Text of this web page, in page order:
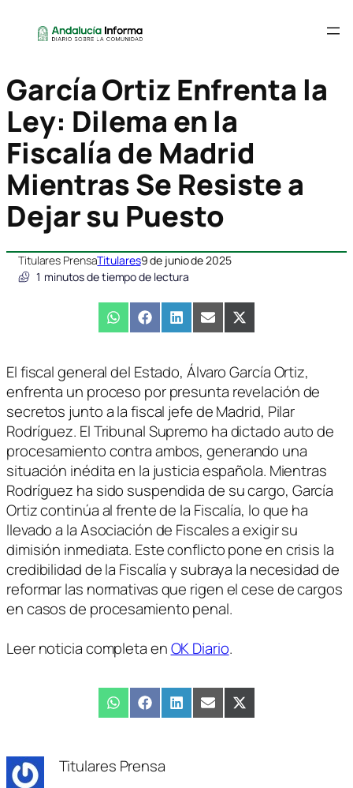
García Ortiz Enfrenta la
Ley: Dilema en la
Fiscalía de Madrid
Mientras Se Resiste a
Dejar su Puesto
Titulares PrensaTitulares9 de junio de 2025
1 minutos de tiempo de lectura
Compartir
en
WhatsAppCompartir
en
FacebookCompartir
en
LinkedInCompartir
en
EmailCompartir
en
X
(Twitter)
El fiscal general del Estado, Álvaro García Ortiz,
enfrenta un proceso por presunta revelación de
secretos junto a la fiscal jefe de Madrid, Pilar
Rodríguez. El Tribunal Supremo ha dictado auto de
procesamiento contra ambos, generando una
situación inédita en la justicia española. Mientras
Rodríguez ha sido suspendida de su cargo, García
Ortiz continúa al frente de la Fiscalía, lo que ha
llevado a la Asociación de Fiscales a exigir su
dimisión inmediata. Este conflicto pone en crisis la
credibilidad de la Fiscalía y subraya la necesidad de
reformar las normativas que rigen el cese de cargos
en casos de procesamiento penal.
Leer noticia completa enOK Diario.
Compartir
en
WhatsAppCompartir
en
FacebookCompartir
en
LinkedInCompartir
en
EmailCompartir
en
X
(Twitter)
Titulares Prensa